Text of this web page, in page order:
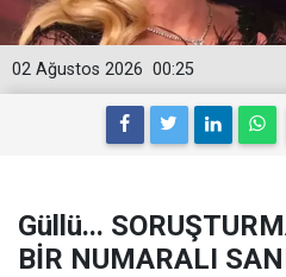
00:25
02 Ağustos 2026
Güllü...
BİR NUMARALI